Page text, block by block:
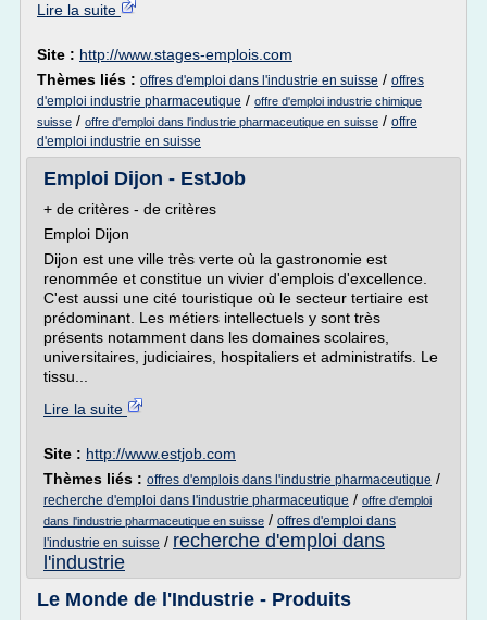
Lire la suite
Site : http://www.stages-emplois.com
Thèmes liés : offres d'emploi dans l'industrie en suisse / offres
d'emploi industrie pharmaceutique / offre d'emploi industrie chimique
suisse / offre d'emploi dans l'industrie pharmaceutique en suisse / offre
d'emploi industrie en suisse
Emploi Dijon - EstJob
+ de critères - de critères
Emploi Dijon
Dijon est une ville très verte où la gastronomie est
renommée et constitue un vivier d'emplois d'excellence.
C'est aussi une cité touristique où le secteur tertiaire est
prédominant. Les métiers intellectuels y sont très
présents notamment dans les domaines scolaires,
universitaires, judiciaires, hospitaliers et administratifs. Le
tissu...
Lire la suite
Site : http://www.estjob.com
Thèmes liés : offres d'emplois dans l'industrie pharmaceutique /
recherche d'emploi dans l'industrie pharmaceutique / offre d'emploi
dans l'industrie pharmaceutique en suisse / offres d'emploi dans
l'industrie en suisse / recherche d'emploi dans
l'industrie
Le Monde de l'Industrie - Produits